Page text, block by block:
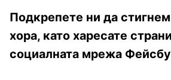
Подкрепете ни да
хора, като харесате
социалната мрежа